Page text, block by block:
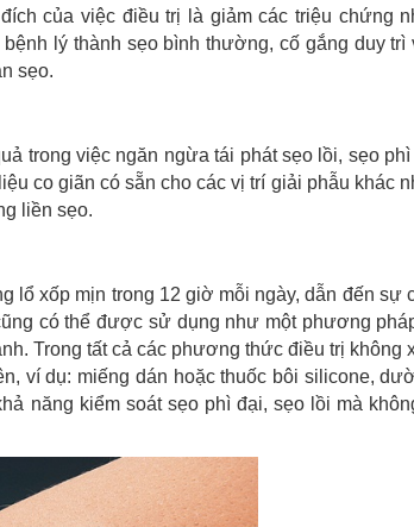
của việc điều trị là giảm các triệu chứng
lý thành sẹo bình thường, cố gắng duy trì
sẹo.
trong việc ngăn ngừa tái phát sẹo lồi, sẹo phì
co giãn có sẵn cho các vị trí giải phẫu khác
liền sẹo.
lổ xốp mịn trong 12 giờ mỗi ngày, dẫn đến sự
có thể được sử dụng như một phương
Trong tất cả các phương thức điều trị không
ví dụ: miếng dán hoặc thuốc bôi silicone,
năng kiểm soát sẹo phì đại, sẹo lồi mà